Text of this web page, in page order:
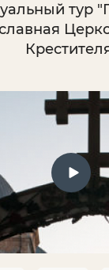
тур